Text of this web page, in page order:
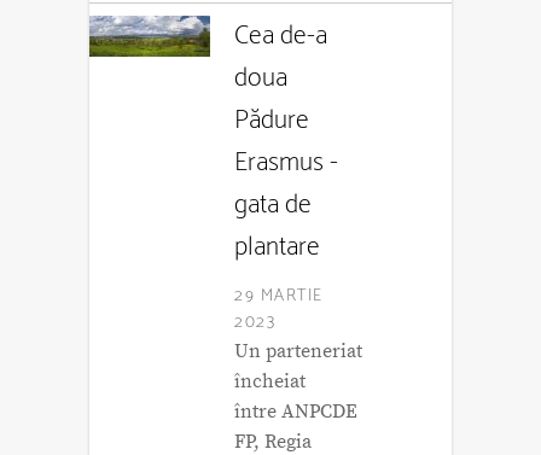
Cea de-a
doua
Pădure
Erasmus -
gata de
plantare
29 MARTIE
2023
Un parteneriat
încheiat
între ANPCDE
FP, Regia